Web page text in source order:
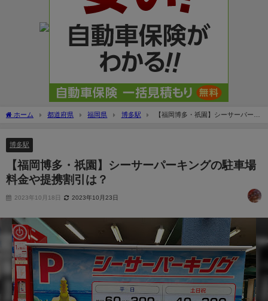
ホーム 都道府県 福岡県 博多駅
【福岡博多・祇園】シーサーパーキ
博多駅
【福岡博多・祇園】シーサーパーキングの駐車場
料金や提携割引は？
2023年10月18日 2023年10月23日